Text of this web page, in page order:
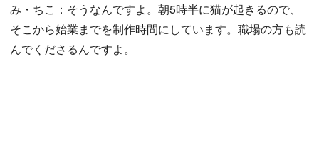
み・ちこ：そうなんですよ。朝5時半に猫が起きるので、
そこから始業までを制作時間にしています。職場の方も読
んでくださるんですよ。